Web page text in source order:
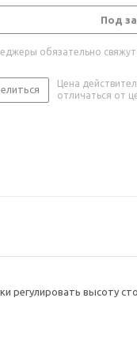
Под
обязательно
Цена
отличаться от
регулировать высоту